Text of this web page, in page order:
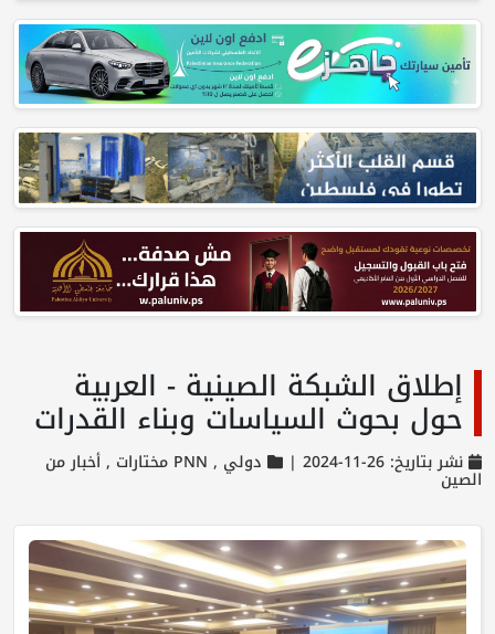
إطلاق الشبكة الصينية - العربية
حول بحوث السياسات وبناء القدرات
نشر بتاريخ: 26-11-2024 | دولي , PNN مختارات , أخبار من
الصين